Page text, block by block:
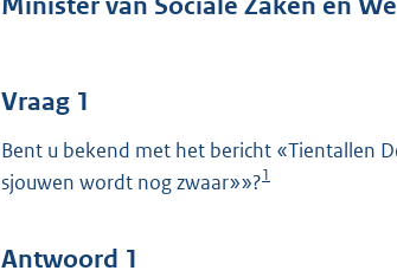
Vraag 1
Bent u bekend met het bericht «Tientallen
sjouwen wordt nog zwaar»»?1
Antwoord 1